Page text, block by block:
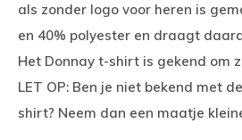
als zonder logo voor heren is
en 40% polyester en draagt
Het Donnay t-shirt is gekend om
LET OP: Ben je niet bekend met
shirt? Neem dan een maatje